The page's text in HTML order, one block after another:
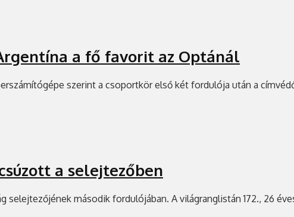
a fő favorit az Optánál
szerint a csoportkör első két fordulója után a
a selejtezőben
második fordulójában. A világranglistán 172., 26